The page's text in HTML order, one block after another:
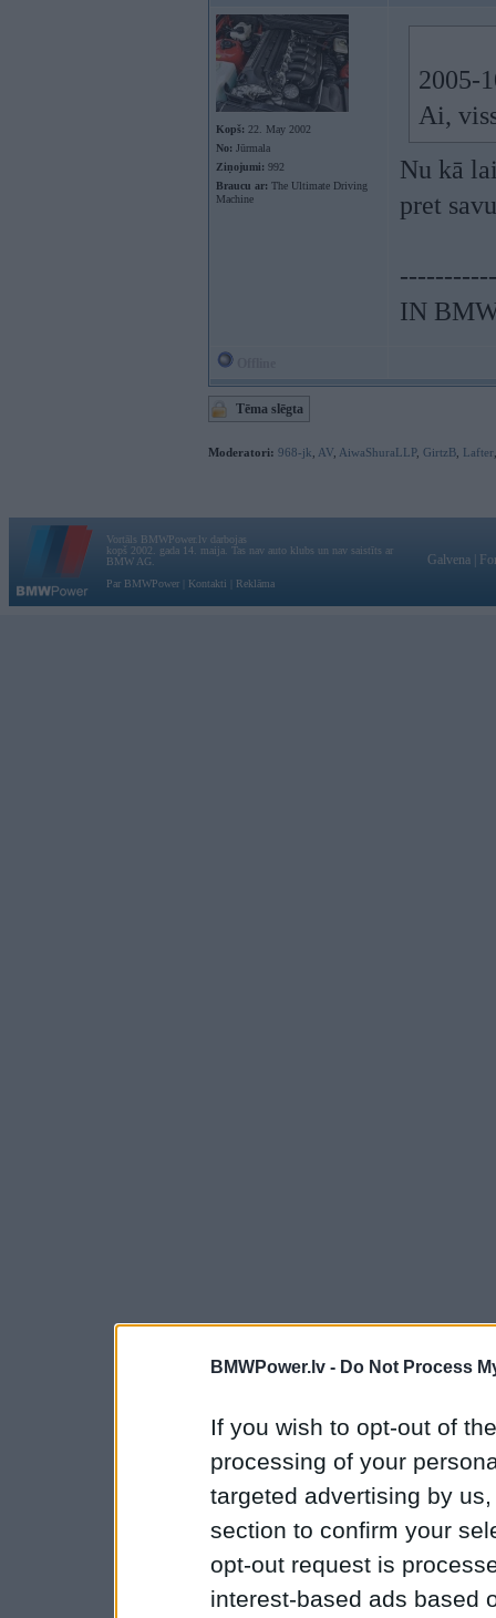
BMWPower.lv - Do Not Process
If you wish to opt-out of
processing of your
targeted advertising by
section to confirm your
opt-out request is
interest-based ads based
Kopš: 22. May 2002
No: Jūrmala
Ziņojumi: 992
Braucu ar: The Ultimate Driving
Machine
2005-
Ai,
Nu kā
pret
IN
Tēma slēgta
Moderatori: 968-jk AV AiwaShuraLLP, GirtzB Lafter
Vortāls BMWPower.lv darbojas
kopš 2002. gada 14. maija. Tas nav auto klubs un nav saistīts ar
BMW AG.
Par BMWPower
Kontakti Reklāma
Galvena